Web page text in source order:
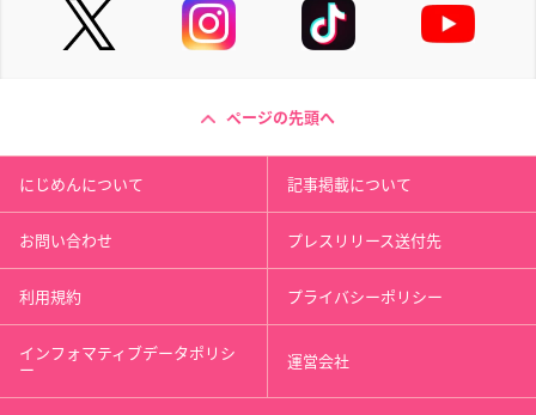
ページの先頭へ
にじめんについて 記事掲載について
お問い合わせ プレスリリース送付先
利用規約 プライバシーポリシー
インフォマティブデータポリシ
ー 運営会社